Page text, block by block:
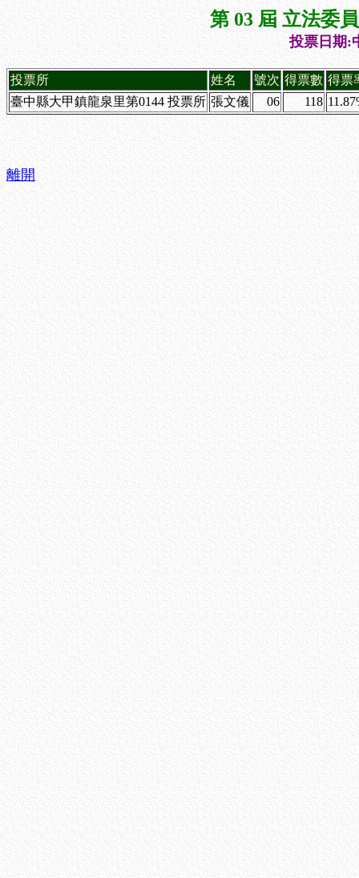
第 03 屆 立法委
投票日期:
投票所 姓名 號次 得票數 得票
臺中縣大甲鎮龍泉里第0144 投票所 張文儀 06 118
離開